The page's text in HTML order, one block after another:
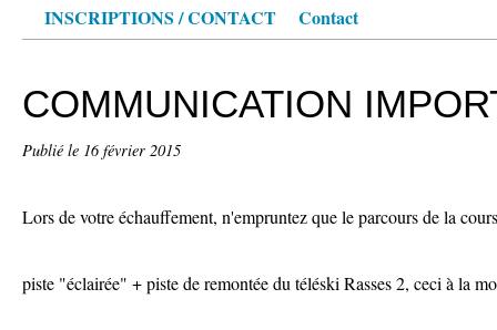
INSCRIPTIONS / CONTACT
Contact
COMMUNICATION
Publié le 16 février 2015
Lors de votre échauffement, n'empruntez que le parcours de la
piste "éclairée" + piste de remontée du téléski Rasses 2, ceci à la